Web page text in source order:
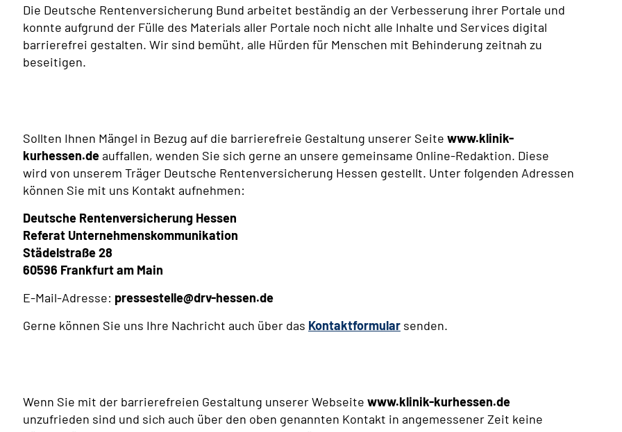
Die Deutsche Rentenversicherung Bund arbeitet beständig an der Verbesserung ihrer Portale und
konnte aufgrund der Fülle des Materials aller Portale noch nicht alle Inhalte und Services digital
barrierefrei gestalten. Wir sind bemüht, alle Hürden für Menschen mit Behinderung zeitnah zu
beseitigen.
Sollten Ihnen Mängel in Bezug auf die barrierefreie Gestaltung unserer Seite www.klinik-
kurhessen.deauffallen, wenden Sie sich gerne an unsere gemeinsame Online-Redaktion. Diese
wird von unserem Träger Deutsche Rentenversicherung Hessen gestellt. Unter folgenden Adressen
können Sie mit uns Kontakt aufnehmen:
Deutsche Rentenversicherung Hessen
Referat Unternehmenskommunikation
Städelstraße 28
60596 Frankfurt am Main
E-Mail-Adresse: pressestelle@drv-hessen.de
Gerne können Sie uns Ihre Nachricht auch über das Kontaktformular senden.
Wenn Sie mit der barrierefreien Gestaltung unserer Webseite www.klinik-kurhessen.de
unzufrieden sind und sich auch über den oben genannten Kontakt in angemessener Zeit keine